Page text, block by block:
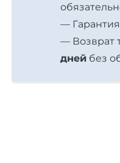
—
— Возврат
дней без